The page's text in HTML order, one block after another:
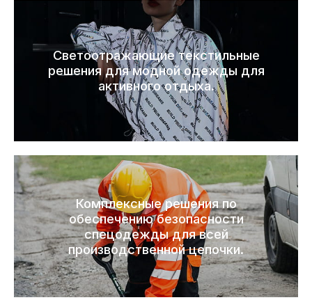
Светоотражающие текстильные
решения для модной одежды для
активного отдыха.
Комплексные решения по
обеспечению безопасности
спецодежды для всей
производственной цепочки.